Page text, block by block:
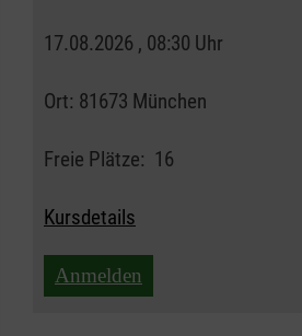
17.08.2026 , 08:30 Uhr
Ort: 81673 München
Freie Plätze: 16
Kursdetails
Anmelden